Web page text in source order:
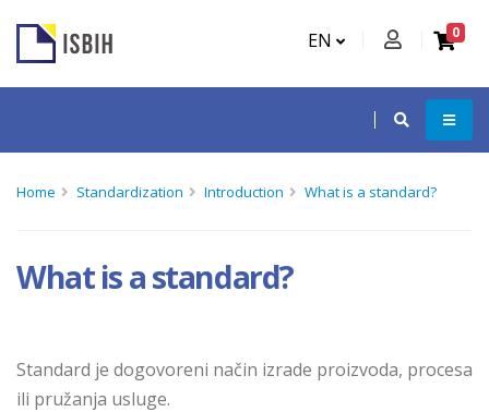
EN 0
Home Standardization Introduction What is a standard?
What is a standard?
Standard je dogovoreni način izrade proizvoda, procesa
ili pružanja usluge.